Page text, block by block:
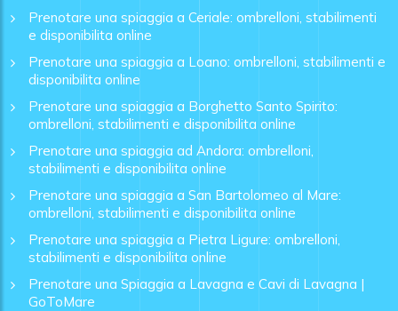
Prenotare una spiaggia a Ceriale: ombrelloni, stabilimenti
e disponibilita online
Prenotare una spiaggia a Loano: ombrelloni, stabilimenti e
disponibilita online
Prenotare una spiaggia a Borghetto Santo Spirito:
ombrelloni, stabilimenti e disponibilita online
Prenotare una spiaggia ad Andora: ombrelloni,
stabilimenti e disponibilita online
Prenotare una spiaggia a San Bartolomeo al Mare:
ombrelloni, stabilimenti e disponibilita online
Prenotare una spiaggia a Pietra Ligure: ombrelloni,
stabilimenti e disponibilita online
Prenotare una Spiaggia a Lavagna e Cavi di Lavagna |
GoToMare